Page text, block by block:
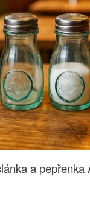
a pepřenka